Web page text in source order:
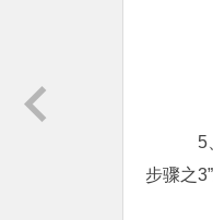
5
步骤之